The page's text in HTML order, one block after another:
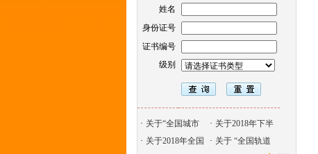
姓名
身份证号
证书编号
级别
· 关于“全国城市 · 关于2018年下半
· 关于2018年全国 · 关于 “全国轨道
北京天久智达教育咨询有限公
振威国际展览有限公司